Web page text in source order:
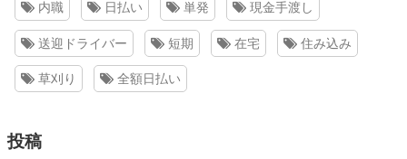
内職 日払い 単発 現金手渡し
送迎ドライバー 短期 在宅 住み込み
草刈り 全額日払い
投稿